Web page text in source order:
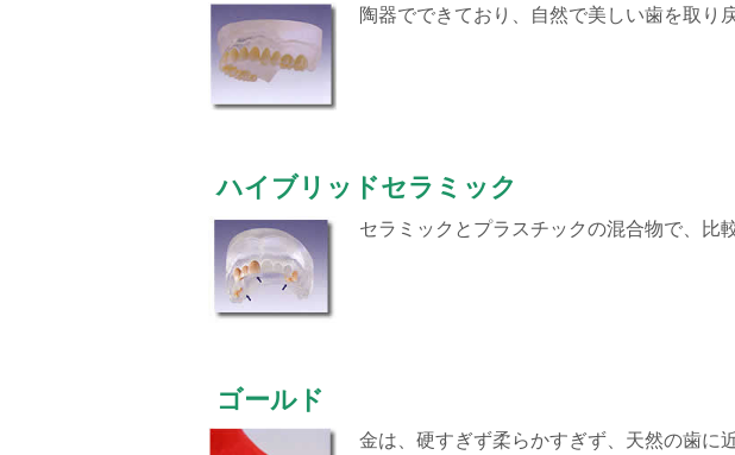
陶器でできており、自然で美しい歯を取り
ハイブリッドセラミック
セラミックとプラスチックの混合物で、比
ゴールド
金は、硬すぎず柔らかすぎず、天然の歯に